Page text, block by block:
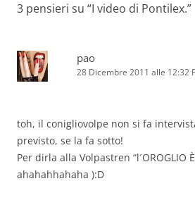
3 pensieri su “I video di Pontilex.”
pao
28 Dicembre 2011 alle 12:32
toh, il conigliovolpe non si fa
previsto, se la fa sotto!
Per dirla alla Volpastren “l´OROGLIO
ahahahhahaha ):D